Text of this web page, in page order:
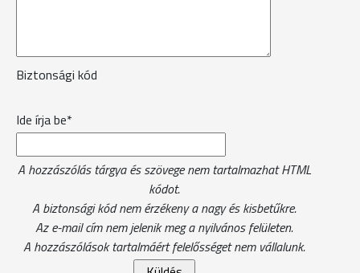
Biztonsági kód
Ide írja be*
A hozzászólás tárgya és szövege nem tartalmazhat HTML
kódot.
A biztonsági kód nem érzékeny a nagy és kisbetűkre.
Az e-mail cím nem jelenik meg a nyilvános felületen.
A hozzászólások tartalmáért felelősséget nem vállalunk.